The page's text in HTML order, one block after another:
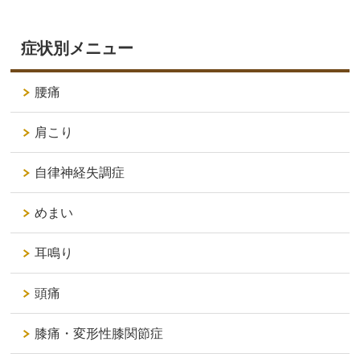
症状別メニュー
腰痛
肩こり
自律神経失調症
めまい
耳鳴り
頭痛
膝痛・変形性膝関節症